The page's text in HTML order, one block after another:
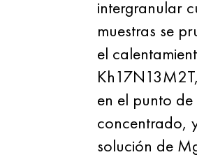
intergranular
muestras se
el
en el punto
concentrado,
solución de